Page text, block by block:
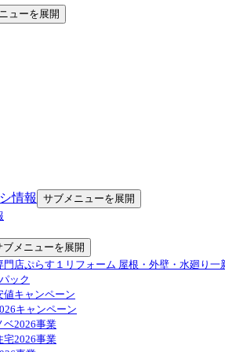
ューを展開
情報
サブメニューを展開
ブメニューを展開
門店ぷらす１リフォーム 屋根・外壁・水廻り一
ック
値キャンペーン
キャンペーン
ベ2026事業
宅2026事業